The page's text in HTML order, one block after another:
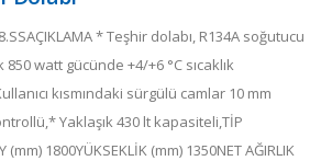
* Teşhir dolabı, R134A soğutucu
850 watt gücünde +4/+6 °C sıcaklık
kısmındaki sürgülü camlar 10 mm
Yaklaşık 430 lt kapasiteli,TİP
1800YÜKSEKLİK (mm) 1350NET AĞIRLIK